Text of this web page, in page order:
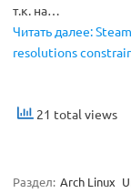
т.к. на…
Читать далее:
resolutions
21 total views
Раздел: Arch Linux